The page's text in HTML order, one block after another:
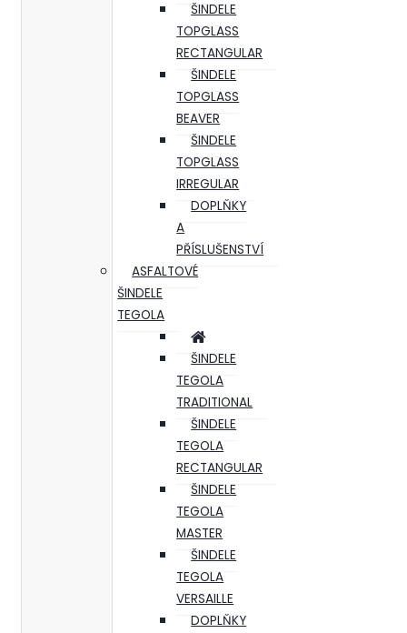
ŠINDELE
TOPGLASS
RECTANGULAR
ŠINDELE
TOPGLASS
BEAVER
ŠINDELE
TOPGLASS
IRREGULAR
DOPLŇKY
A
PŘÍSLUŠENSTVÍ
ASFALTOVÉ
ŠINDELE
TEGOLA
ŠINDELE
TEGOLA
TRADITIONAL
ŠINDELE
TEGOLA
RECTANGULAR
ŠINDELE
TEGOLA
MASTER
ŠINDELE
TEGOLA
VERSAILLE
DOPLŇKY